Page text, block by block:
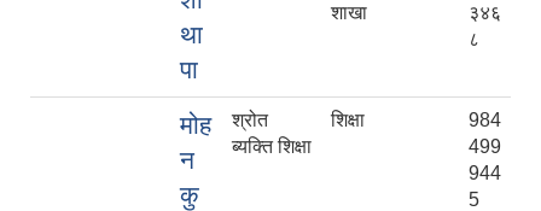
था
पा
शाखा
३४६
८
मोह
न
कु
श्रोत
ब्यक्ति शिक्षा
शिक्षा
984
499
944
5